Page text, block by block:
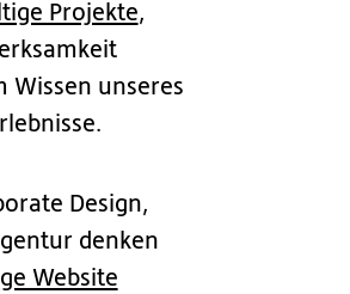
Projekte,
Wissen unseres
Design,
denken
Website